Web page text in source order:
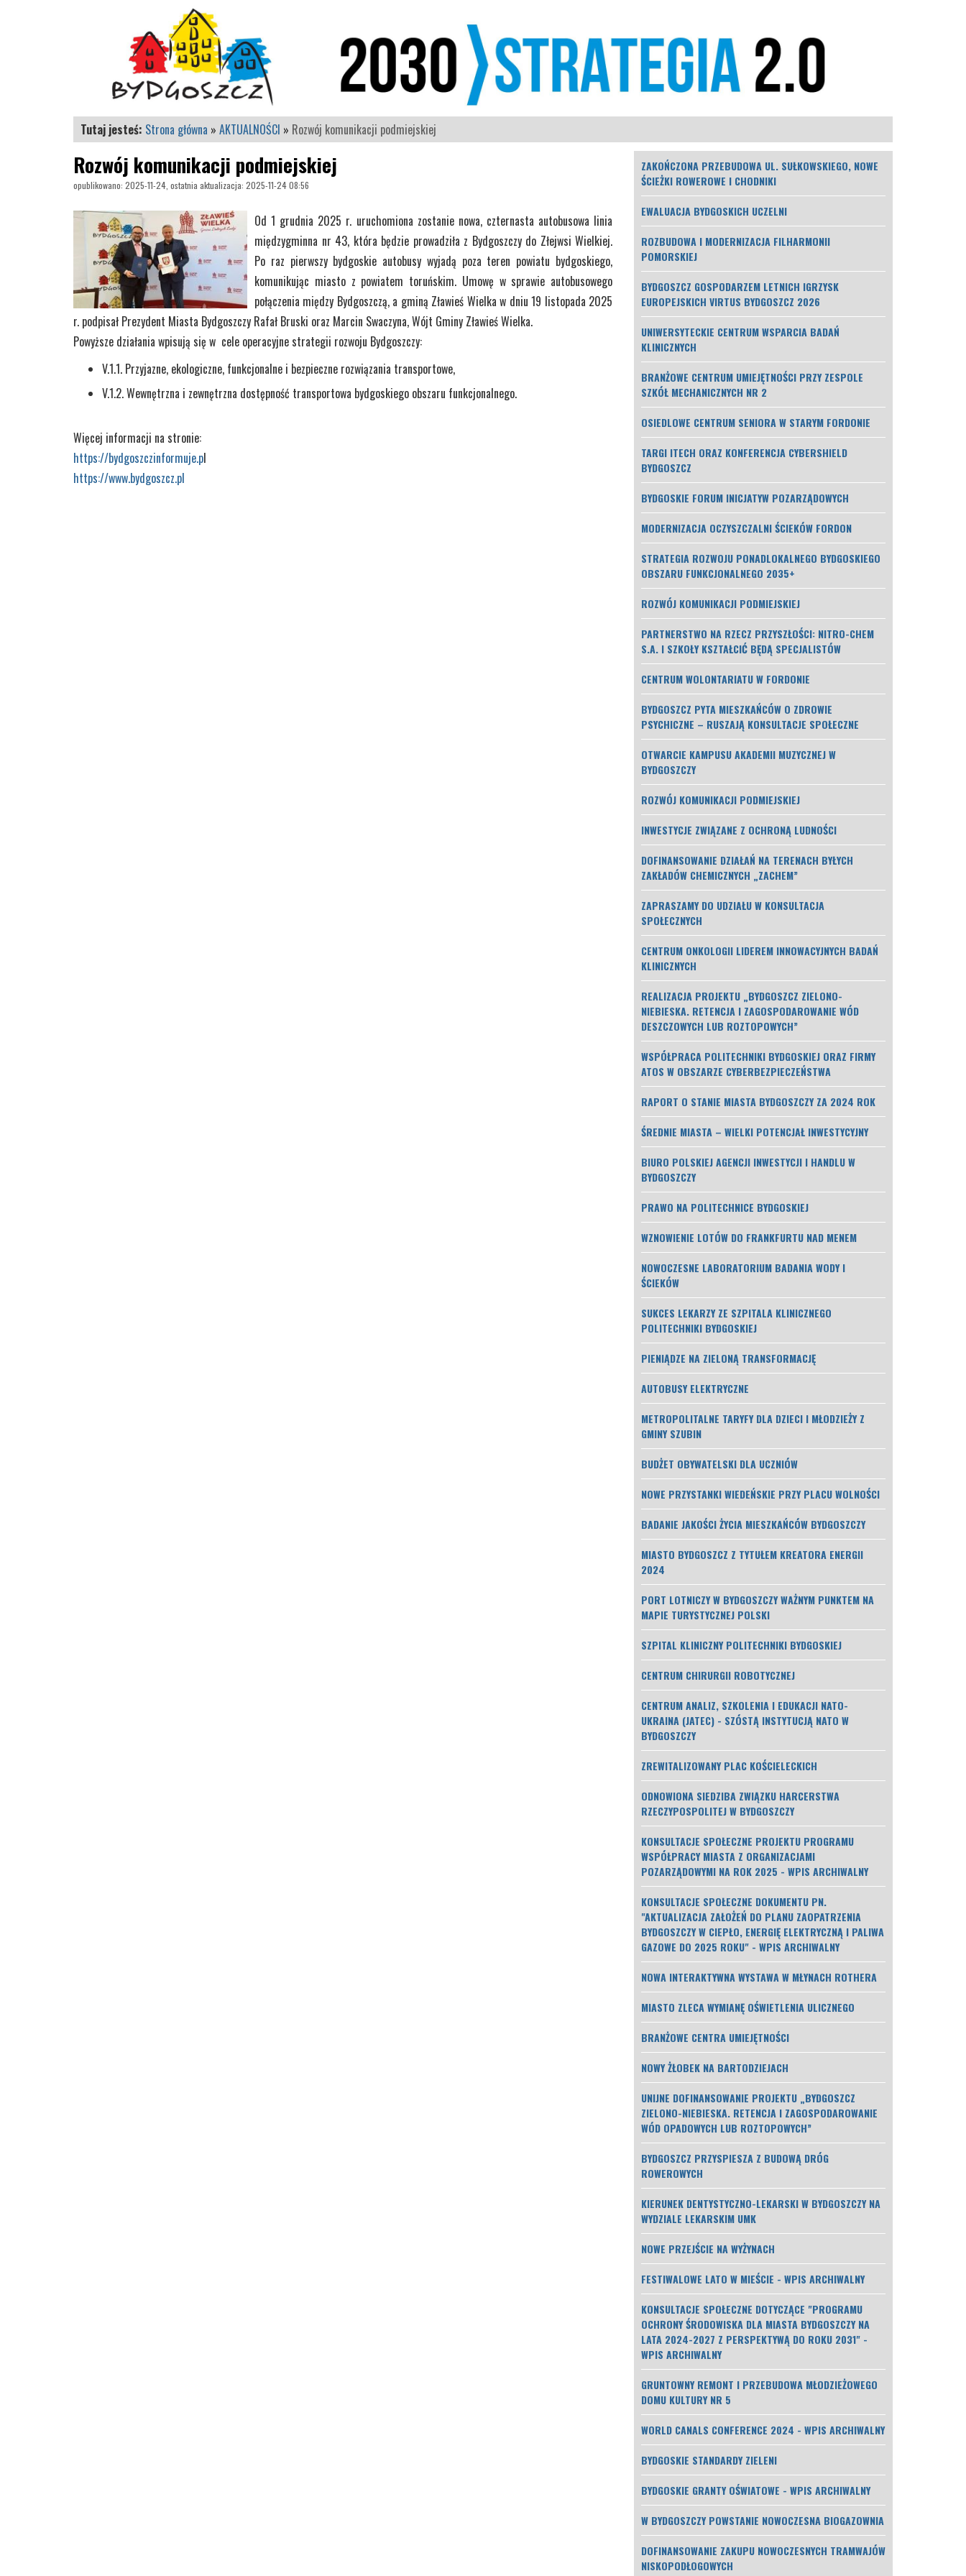
Tutaj jesteś: Strona główna » AKTUALNOŚCI » Rozwój komunikacji podmiejskiej
Rozwój komunikacji podmiejskiej
opublikowano: 2025-11-24, ostatnia aktualizacja: 2025-11-24 08:56
Od 1 grudnia 2025 r. uruchomiona zostanie nowa, czternasta autobusowa linia
międzygminna nr 43, która będzie prowadziła z Bydgoszczy do Złejwsi Wielkiej.
Po raz pierwszy bydgoskie autobusy wyjadą poza teren powiatu bydgoskiego,
komunikując miasto z powiatem toruńskim. Umowę w sprawie autobusowego
połączenia między Bydgoszczą, a gminą Zławieś Wielka w dniu 19 listopada 2025
r. podpisał Prezydent Miasta Bydgoszczy Rafał Bruski oraz Marcin Swaczyna, Wójt Gminy Zławieś Wielka.
Powyższe działania wpisują się w cele operacyjne strategii rozwoju Bydgoszczy:
V.1.1. Przyjazne, ekologiczne, funkcjonalne i bezpieczne rozwiązania transportowe,
V.1.2. Wewnętrzna i zewnętrzna dostępność transportowa bydgoskiego obszaru funkcjonalnego.
Więcej informacji na stronie:
https://bydgoszczinformuje.pl
https://www.bydgoszcz.pl
ZAKOŃCZONA PRZEBUDOWA UL. SUŁKOWSKIEGO, NOWE
ŚCIEŻKI ROWEROWE I CHODNIKI
EWALUACJA BYDGOSKICH UCZELNI
ROZBUDOWA I MODERNIZACJA FILHARMONII
POMORSKIEJ
BYDGOSZCZ GOSPODARZEM LETNICH IGRZYSK
EUROPEJSKICH VIRTUS BYDGOSZCZ 2026
UNIWERSYTECKIE CENTRUM WSPARCIA BADAŃ
KLINICZNYCH
BRANŻOWE CENTRUM UMIEJĘTNOŚCI PRZY ZESPOLE
SZKÓŁ MECHANICZNYCH NR 2
OSIEDLOWE CENTRUM SENIORA W STARYM FORDONIE
TARGI ITECH ORAZ KONFERENCJA CYBERSHIELD
BYDGOSZCZ
BYDGOSKIE FORUM INICJATYW POZARZĄDOWYCH
MODERNIZACJA OCZYSZCZALNI ŚCIEKÓW FORDON
STRATEGIA ROZWOJU PONADLOKALNEGO BYDGOSKIEGO
OBSZARU FUNKCJONALNEGO 2035+
ROZWÓJ KOMUNIKACJI PODMIEJSKIEJ
PARTNERSTWO NA RZECZ PRZYSZŁOŚCI: NITRO-CHEM
S.A. I SZKOŁY KSZTAŁCIĆ BĘDĄ SPECJALISTÓW
CENTRUM WOLONTARIATU W FORDONIE
BYDGOSZCZ PYTA MIESZKAŃCÓW O ZDROWIE
PSYCHICZNE – RUSZAJĄ KONSULTACJE SPOŁECZNE
OTWARCIE KAMPUSU AKADEMII MUZYCZNEJ W
BYDGOSZCZY
ROZWÓJ KOMUNIKACJI PODMIEJSKIEJ
INWESTYCJE ZWIĄZANE Z OCHRONĄ LUDNOŚCI
DOFINANSOWANIE DZIAŁAŃ NA TERENACH BYŁYCH
ZAKŁADÓW CHEMICZNYCH „ZACHEM”
ZAPRASZAMY DO UDZIAŁU W KONSULTACJA
SPOŁECZNYCH
CENTRUM ONKOLOGII LIDEREM INNOWACYJNYCH BADAŃ
KLINICZNYCH
REALIZACJA PROJEKTU „BYDGOSZCZ ZIELONO-
NIEBIESKA. RETENCJA I ZAGOSPODAROWANIE WÓD
DESZCZOWYCH LUB ROZTOPOWYCH”
WSPÓŁPRACA POLITECHNIKI BYDGOSKIEJ ORAZ FIRMY
ATOS W OBSZARZE CYBERBEZPIECZEŃSTWA
RAPORT O STANIE MIASTA BYDGOSZCZY ZA 2024 ROK
ŚREDNIE MIASTA – WIELKI POTENCJAŁ INWESTYCYJNY
BIURO POLSKIEJ AGENCJI INWESTYCJI I HANDLU W
BYDGOSZCZY
PRAWO NA POLITECHNICE BYDGOSKIEJ
WZNOWIENIE LOTÓW DO FRANKFURTU NAD MENEM
NOWOCZESNE LABORATORIUM BADANIA WODY I
ŚCIEKÓW
SUKCES LEKARZY ZE SZPITALA KLINICZNEGO
POLITECHNIKI BYDGOSKIEJ
PIENIĄDZE NA ZIELONĄ TRANSFORMACJĘ
AUTOBUSY ELEKTRYCZNE
METROPOLITALNE TARYFY DLA DZIECI I MŁODZIEŻY Z
GMINY SZUBIN
BUDŻET OBYWATELSKI DLA UCZNIÓW
NOWE PRZYSTANKI WIEDEŃSKIE PRZY PLACU WOLNOŚCI
BADANIE JAKOŚCI ŻYCIA MIESZKAŃCÓW BYDGOSZCZY
MIASTO BYDGOSZCZ Z TYTUŁEM KREATORA ENERGII
2024
PORT LOTNICZY W BYDGOSZCZY WAŻNYM PUNKTEM NA
MAPIE TURYSTYCZNEJ POLSKI
SZPITAL KLINICZNY POLITECHNIKI BYDGOSKIEJ
CENTRUM CHIRURGII ROBOTYCZNEJ
CENTRUM ANALIZ, SZKOLENIA I EDUKACJI NATO-
UKRAINA (JATEC) - SZÓSTĄ INSTYTUCJĄ NATO W
BYDGOSZCZY
ZREWITALIZOWANY PLAC KOŚCIELECKICH
ODNOWIONA SIEDZIBA ZWIĄZKU HARCERSTWA
RZECZYPOSPOLITEJ W BYDGOSZCZY
KONSULTACJE SPOŁECZNE PROJEKTU PROGRAMU
WSPÓŁPRACY MIASTA Z ORGANIZACJAMI
POZARZĄDOWYMI NA ROK 2025 - WPIS ARCHIWALNY
KONSULTACJE SPOŁECZNE DOKUMENTU PN.
"AKTUALIZACJA ZAŁOŻEŃ DO PLANU ZAOPATRZENIA
BYDGOSZCZY W CIEPŁO, ENERGIĘ ELEKTRYCZNĄ I PALIWA
GAZOWE DO 2025 ROKU" - WPIS ARCHIWALNY
NOWA INTERAKTYWNA WYSTAWA W MŁYNACH ROTHERA
MIASTO ZLECA WYMIANĘ OŚWIETLENIA ULICZNEGO
BRANŻOWE CENTRA UMIEJĘTNOŚCI
NOWY ŻŁOBEK NA BARTODZIEJACH
UNIJNE DOFINANSOWANIE PROJEKTU „BYDGOSZCZ
ZIELONO-NIEBIESKA. RETENCJA I ZAGOSPODAROWANIE
WÓD OPADOWYCH LUB ROZTOPOWYCH”
BYDGOSZCZ PRZYSPIESZA Z BUDOWĄ DRÓG
ROWEROWYCH
KIERUNEK DENTYSTYCZNO-LEKARSKI W BYDGOSZCZY NA
WYDZIALE LEKARSKIM UMK
NOWE PRZEJŚCIE NA WYŻYNACH
FESTIWALOWE LATO W MIEŚCIE - WPIS ARCHIWALNY
KONSULTACJE SPOŁECZNE DOTYCZĄCE "PROGRAMU
OCHRONY ŚRODOWISKA DLA MIASTA BYDGOSZCZY NA
LATA 2024-2027 Z PERSPEKTYWĄ DO ROKU 2031" -
WPIS ARCHIWALNY
GRUNTOWNY REMONT I PRZEBUDOWA MŁODZIEŻOWEGO
DOMU KULTURY NR 5
WORLD CANALS CONFERENCE 2024 - WPIS ARCHIWALNY
BYDGOSKIE STANDARDY ZIELENI
BYDGOSKIE GRANTY OŚWIATOWE - WPIS ARCHIWALNY
W BYDGOSZCZY POWSTANIE NOWOCZESNA BIOGAZOWNIA
DOFINANSOWANIE ZAKUPU NOWOCZESNYCH TRAMWAJÓW
NISKOPODŁOGOWYCH